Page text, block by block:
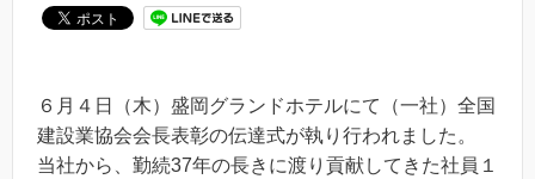
６月４日（木）盛岡グランドホテルにて（一社）全国
建設業協会会長表彰の伝達式が執り行われました。
当社から、勤続37年の長きに渡り貢献してきた社員１